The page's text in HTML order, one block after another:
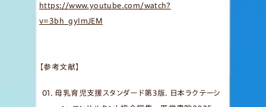
https://www.youtube.com/watch?
v=3bh_gyImJEM
【参考文献】
母乳育児支援スタンダード第3版. 日本ラクテーシ